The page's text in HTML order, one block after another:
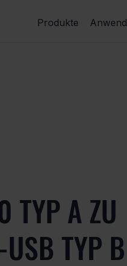
Produkte
TYP A ZU
TYP